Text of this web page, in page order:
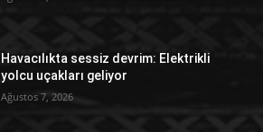
Havacılıkta sessiz devrim: Elektrikli
yolcu uçakları geliyor
Ağustos 7, 2026